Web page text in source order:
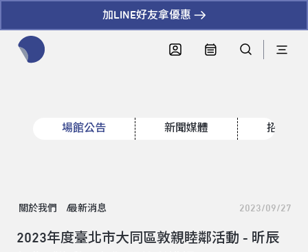
加LINE好友拿優惠
場館公告 新聞媒體 招標資
關於我們 最新消息 2023/09/27
2023年度臺北市大同區敦親睦鄰活動 - 昕辰